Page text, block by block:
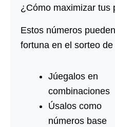
¿Cómo maximizar tus
Estos números
fortuna en el sorteo
Júegalos en
combinaciones
Úsalos como
números base